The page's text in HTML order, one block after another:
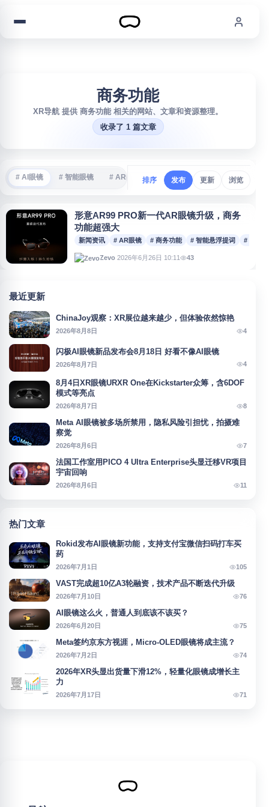
商务功能
XR导航 提供 商务功能 相关的网站、文章和资源整理。
收录了 1 篇文章
# AI眼镜 # 智能眼镜 # AR眼镜 # VR游戏 # 沉浸式体验
排序 发布 更新 浏览
形意AR99 PRO新一代AR眼镜升级，商务
功能超强大
新闻资讯 # AR眼镜 # 商务功能 # 智能悬浮提词 # 智能
Zevo 2026年6月26日 10:11 43
最近更新
ChinaJoy观察：XR展位越来越少，但体验依然惊艳
2026年8月8日 4
闪极AI眼镜新品发布会8月18日 好看不像AI眼镜
2026年8月7日 4
8月4日XR眼镜URXR One在Kickstarter众筹，含6DOF
模式等亮点
2026年8月7日 8
Meta AI眼镜被多场所禁用，隐私风险引担忧，拍摄难
察觉
2026年8月6日 7
法国工作室用PICO 4 Ultra Enterprise头显迁移VR项目
宇宙回响
2026年8月6日 11
热门文章
Rokid发布AI眼镜新功能，支持支付宝微信扫码打车买
药
2026年7月1日 105
VAST完成超10亿A3轮融资，技术产品不断迭代升级
2026年7月10日 76
AI眼镜这么火，普通人到底该不该买？
2026年6月20日 75
Meta签约京东方视涯，Micro-OLED眼镜将成主流？
2026年7月2日 74
2026年XR头显出货量下滑12%，轻量化眼镜成增长主
力
2026年7月17日 71